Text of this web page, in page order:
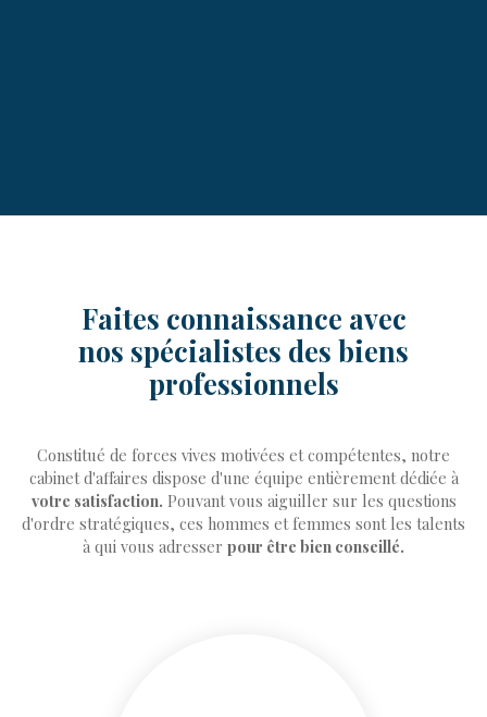
Faites connaissance avec
nos spécialistes des biens
professionnels
Constitué de forces vives motivées et compétentes, notre
cabinet d'affaires dispose d'une équipe entièrement dédiée à
votre satisfaction. Pouvant vous aiguiller sur les questions
d'ordre stratégiques, ces hommes et femmes sont les talents
à qui vous adresser pour être bien conseillé.